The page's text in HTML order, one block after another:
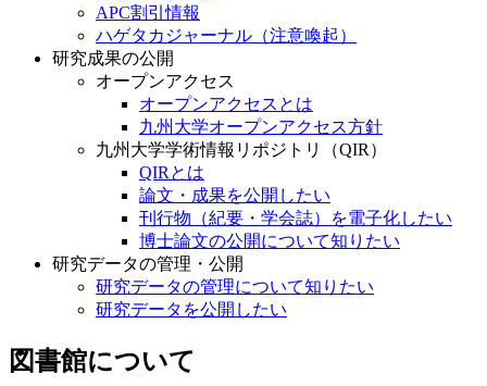
APC割引情報
ハゲタカジャーナル（注意喚起）
研究成果の公開
オープンアクセス
オープンアクセスとは
九州大学オープンアクセス方針
九州大学学術情報リポジトリ（QIR）
QIRとは
論文・成果を公開したい
刊行物（紀要・学会誌）を電子化したい
博士論文の公開について知りたい
研究データの管理・公開
研究データの管理について知りたい
研究データを公開したい
図書館について